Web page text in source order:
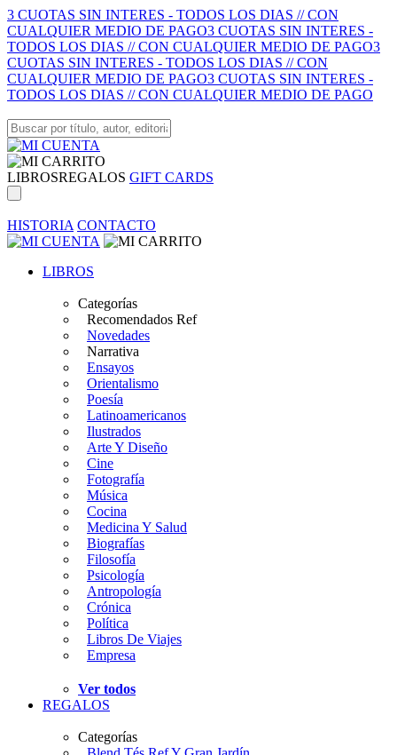
3 CUOTAS SIN INTERES - TODOS LOS DIAS // CON
CUALQUIER MEDIO DE PAGO3 CUOTAS SIN INTERES -
TODOS LOS DIAS // CON CUALQUIER MEDIO DE PAGO3
CUOTAS SIN INTERES - TODOS LOS DIAS // CON
CUALQUIER MEDIO DE PAGO3 CUOTAS SIN INTERES -
TODOS LOS DIAS // CON CUALQUIER MEDIO DE PAGO
LIBROSREGALOS GIFT CARDS
HISTORIA CONTACTO
LIBROS
Categorías
Recomendados Ref
Novedades
Narrativa
Ensayos
Orientalismo
Poesía
Latinoamericanos
Ilustrados
Arte Y Diseño
Cine
Fotografía
Música
Cocina
Medicina Y Salud
Biografías
Filosofía
Psicología
Antropología
Crónica
Política
Libros De Viajes
Empresa
Ver todos
REGALOS
Categorías